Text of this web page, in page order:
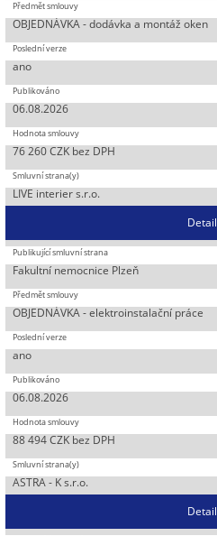
OBJEDNÁVKA - dodávka a montáž oken
ano
06.08.2026
76 260 CZK bez DPH
LIVE interier s.r.o.
Detail
Fakultní nemocnice Plzeň
OBJEDNÁVKA - elektroinstalační práce
ano
06.08.2026
88 494 CZK bez DPH
ASTRA - K s.r.o.
Detail